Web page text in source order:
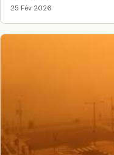
25 Fév 2026